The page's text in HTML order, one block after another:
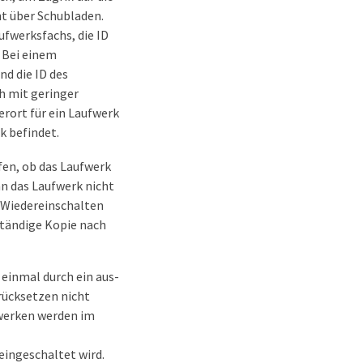
Schubladen.
die ID
einem
die ID des
mit geringer
für ein Laufwerk
befindet.
ob das Laufwerk
das Laufwerk nicht
Kopie nach
durch ein aus-
nicht
werden im
wird.